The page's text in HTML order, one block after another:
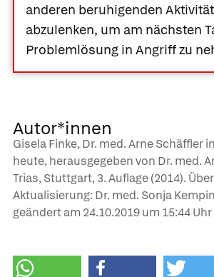
anderen beruhigenden
abzulenken, um am nächsten
Problemlösung in Angriff zu
Autor*innen
Gisela Finke, Dr. med. Arne Schäffler
heute, herausgegeben von Dr. med.
Trias, Stuttgart, 3. Auflage (2014).
Aktualisierung: Dr. med. Sonja
geändert am 24.10.2019um 15:44 Uhr